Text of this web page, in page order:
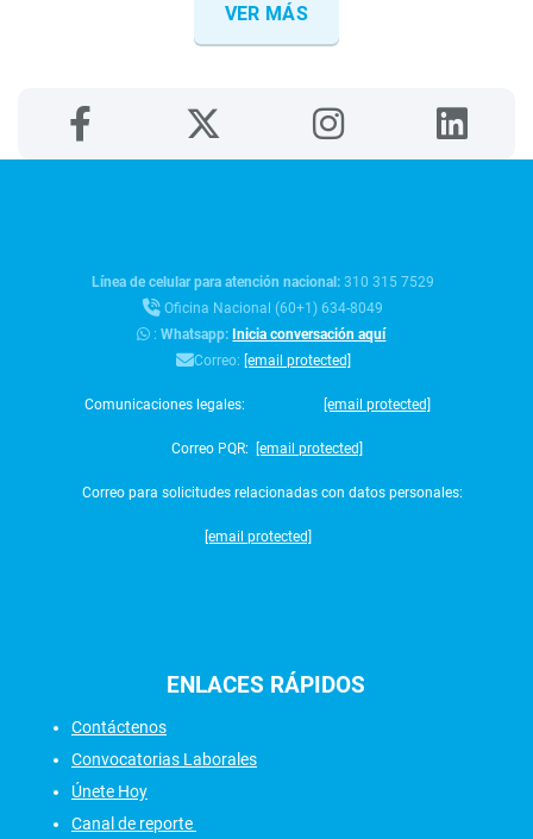
VER MÁS
Línea de celular para atención nacional:310 315 7529
Oficina Nacional (60+1) 634-8049
:Whatsapp:Inicia conversación aquí
Correo: [email protected]
Comunicaciones legales: [email protected]
Correo PQR: [email protected]
Correo para solicitudes relacionadas con datos personales:
[email protected]
ENLACES RÁPIDOS
Contáctenos
Convocatorias Laborales
Únete Hoy
Canal de reporte